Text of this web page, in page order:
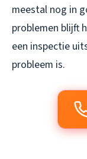
meestal nog in
problemen blijft
een inspectie
probleem is.